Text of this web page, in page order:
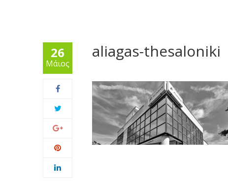
26
Μάιος
aliagas-thesaloniki